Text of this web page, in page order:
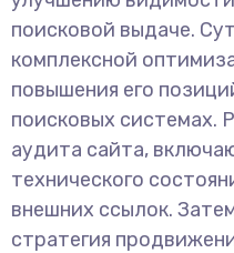
поисковой выдаче.
комплексной
повышения его
поисковых системах.
аудита сайта,
технического
внешних ссылок.
стратегия